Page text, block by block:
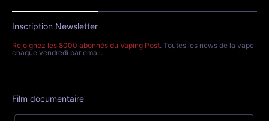
Inscription Newsletter
Rejoignez les 8000 abonnés du Vaping Post. Toutes les news de la vape
chaque vendredi par email.
Film documentaire